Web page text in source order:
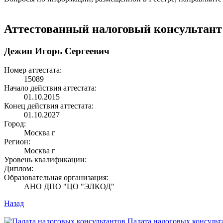
Аттестованный налоговый консультант
Дежин Игорь Сергеевич
Номер аттестата:
15089
Начало действия аттестата:
01.10.2015
Конец действия аттестата:
01.10.2027
Город:
Москва г
Регион:
Москва г
Уровень квалификации:
Диплом:
Образовательная организация:
АНО ДПО "ЦО "ЭЛКОД"
Назад